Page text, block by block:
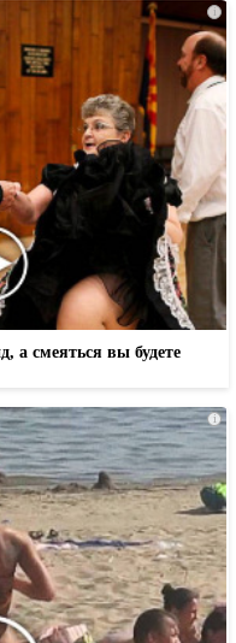
i
а смеяться вы будете
i